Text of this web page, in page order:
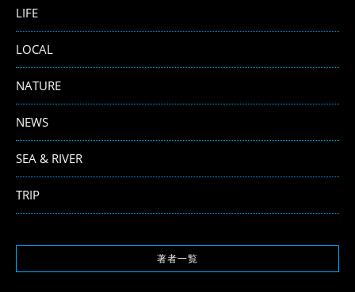
LIFE
LOCAL
NATURE
NEWS
SEA & RIVER
TRIP
著者一覧